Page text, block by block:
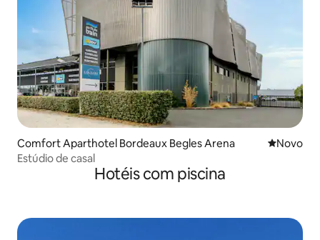
Comfort Aparthotel Bordeaux Begles Arena Novo
Novo
Estúdio de casal
Hotéis com piscina